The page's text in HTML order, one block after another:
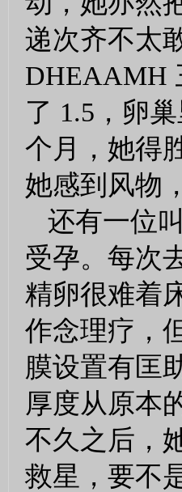
递次齐不太
DHEAAMH
了 1.5，卵
个月，她得
她感到风物
还有一位
受孕。每次
精卵很难着
作念理疗，
膜设置有匡
厚度从原本
不久之后，
救星，要不